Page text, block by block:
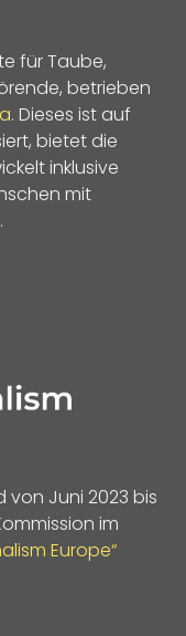
für Taube,
betrieben
. Dieses ist auf
bietet die
inklusive
mit
von Juni 2023 bis
im
Europe“